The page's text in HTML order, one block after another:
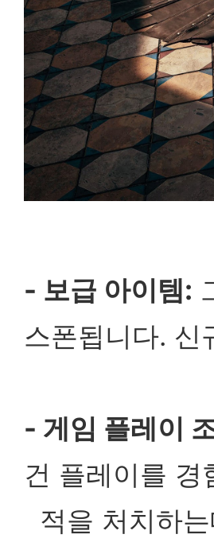
- 보급 아이템:
스폰됩니다. 신
- 게임 플레이
건 플레이를 경
적을 처치하